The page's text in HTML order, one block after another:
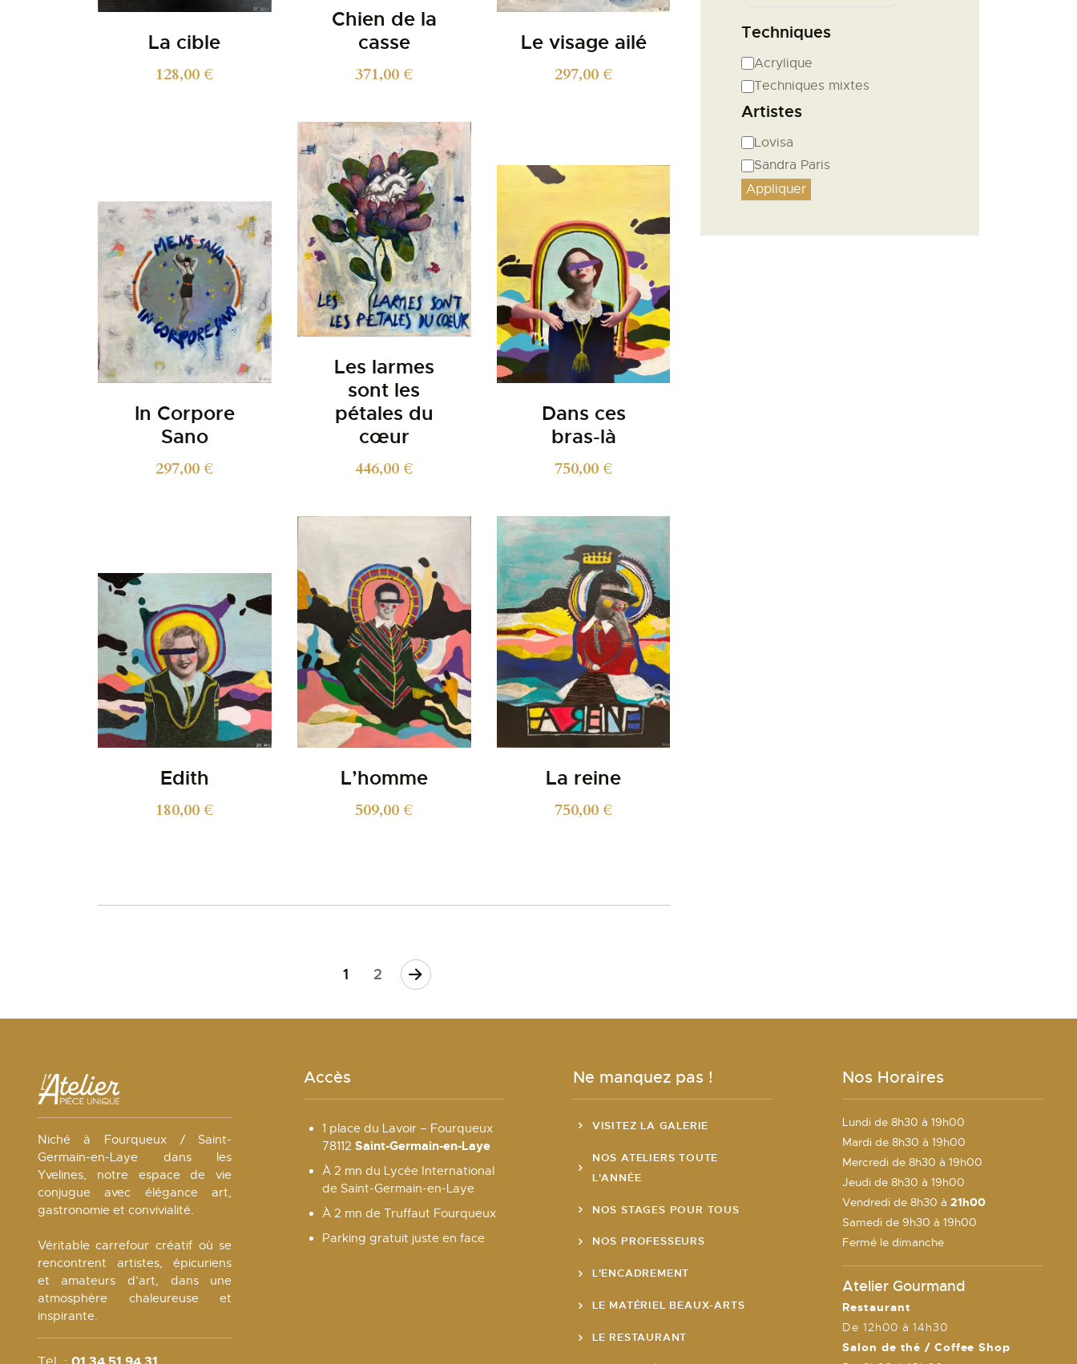
La cible
128,00€
Chien de la
casse
371,00€
Le visage ailé
297,00€
In Corpore
Sano
297,00€
Les larmes
sont les
pétales du
cœur
446,00€
Dans ces
bras-là
750,00€
Edith
180,00€
L’homme
509,00€
La reine
750,00€
1 2
Techniques
Acrylique
Techniques mixtes
Artistes
Lovisa
Sandra Paris
Appliquer
Niché à Fourqueux / Saint-
Germain-en-Laye dans les
Yvelines, notre espace de vie
conjugue avec élégance art,
gastronomie et convivialité.
Véritable carrefour créatif où se
rencontrent artistes, épicuriens
et amateurs d’art, dans une
atmosphère chaleureuse et
inspirante.
Accès
1 place du Lavoir – Fourqueux
78112 Saint-Germain-en-Laye
À 2 mn du Lycée International
de Saint-Germain-en-Laye
À 2 mn de Truffaut Fourqueux
Parking gratuit juste en face
Ne manquez pas !
VISITEZ LA GALERIE
NOS ATELIERS TOUTE
L'ANNÉE
NOS STAGES POUR TOUS
NOS PROFESSEURS
L'ENCADREMENT
LE MATÉRIEL BEAUX-ARTS
LE RESTAURANT
Nos Horaires
Lundi de 8h30 à 19h00
Mardi de 8h30 à 19h00
Mercredi de 8h30 à 19h00
Jeudi de 8h30 à 19h00
Vendredi de 8h30 à21h00
Samedi de 9h30 à 19h00
Fermé le dimanche
Atelier Gourmand
Restaurant
De 12h00 à 14h30
Salon de thé / Coffee Shop